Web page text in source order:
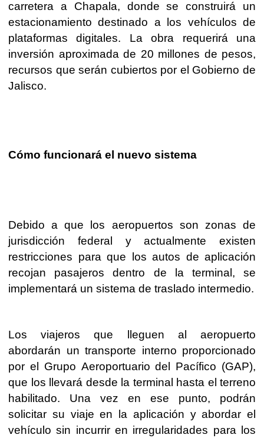
carretera a Chapala, donde se construirá un
estacionamiento destinado a los vehículos de
plataformas digitales. La obra requerirá una
inversión aproximada de 20 millones de pesos,
recursos que serán cubiertos por el Gobierno de
Jalisco.
Cómo funcionará el nuevo sistema
Debido a que los aeropuertos son zonas de
jurisdicción federal y actualmente existen
restricciones para que los autos de aplicación
recojan pasajeros dentro de la terminal, se
implementará un sistema de traslado intermedio.
Los viajeros que lleguen al aeropuerto
abordarán un transporte interno proporcionado
por el Grupo Aeroportuario del Pacífico (GAP),
que los llevará desde la terminal hasta el terreno
habilitado. Una vez en ese punto, podrán
solicitar su viaje en la aplicación y abordar el
vehículo sin incurrir en irregularidades para los